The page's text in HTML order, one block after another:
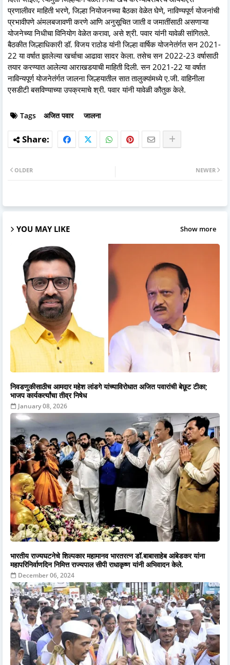
प्रणालीवर माहिती भरणे, जिल्हा नियोजनच्या बैठका वेळेत घेणे, नाविण्यपूर्ण योजनांची
प्रभावीपणे अंमलबजावणी करणे आणि अनुसूचित जाती व जमातींसाठी असणाऱ्या
योजनेच्या निधीचा विनियोग वेळेत करावा, असे श्री. पवार यांनी यावेळी सांगितले.
बैठकीत जिल्हाधिकारी डॉ. विजय राठोड यांनी जिल्हा वार्षिक योजनेतंर्गत सन 2021-
22 या वर्षात झालेल्या खर्चाचा आढावा सादर केला. तसेच सन 2022-23 वर्षासाठी
तयार करण्यात आलेल्या आराखडयाची माहिती दिली. सन 2021-22 या वर्षात
नाविन्यपूर्ण योजनेतंर्गत जालना जिल्हयातील सात तालुक्यांमध्ये ए.जी. वाहिनीला
एसडीटी बसविण्याच्या उपक्रमाचे श्री. पवार यांनी यावेळी कौतुक केले.
Tags अजित पवार जालना
NEWER
OLDER
YOU MAY LIKE Show more
निवडणुकीसाठीच आमदार महेश लांडगे यांच्याविरोधात अजित पवारांची बेछूट टीका;
भाजप कार्यकर्त्यांचा तीव्र निषेध
January 08, 2026
भारतीय राज्यघटनेचे शिल्पकार महामानव भारतरत्न डॉ.बाबासाहेब आंबेडकर यांना
महापरिनिर्वाणदिन निमित्त राज्यपाल सीपी राधाकृष्ण यांनी अभिवादन केले.
December 06, 2024